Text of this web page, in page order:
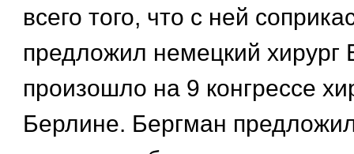
всего того, что с ней
предложил немецкий хирург
произошло на 9 конгрессе
Берлине. Бергман